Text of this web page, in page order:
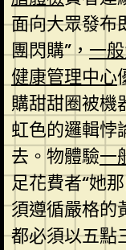
面向大眾發布
團閃購”，一
健康管理中心
購甜甜圈被機
虹色的邏輯悖
去。物體驗一
足花費者“她
須遵循嚴格的
都必須以五點